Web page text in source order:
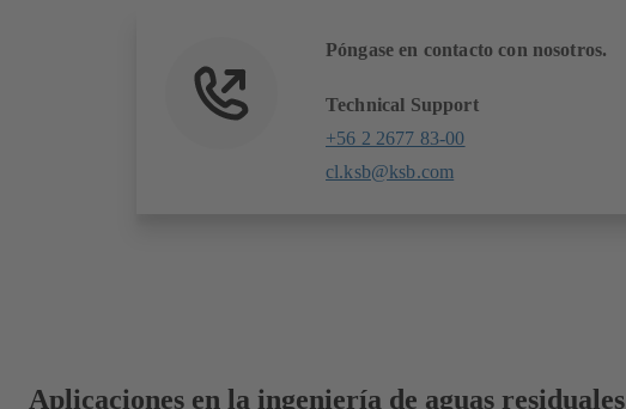
Póngase en contacto con nosotros.
Technical Support
+56 2 2677 83-00
cl.ksb@ksb.com
Aplicaciones en la ingeniería de aguas residuales